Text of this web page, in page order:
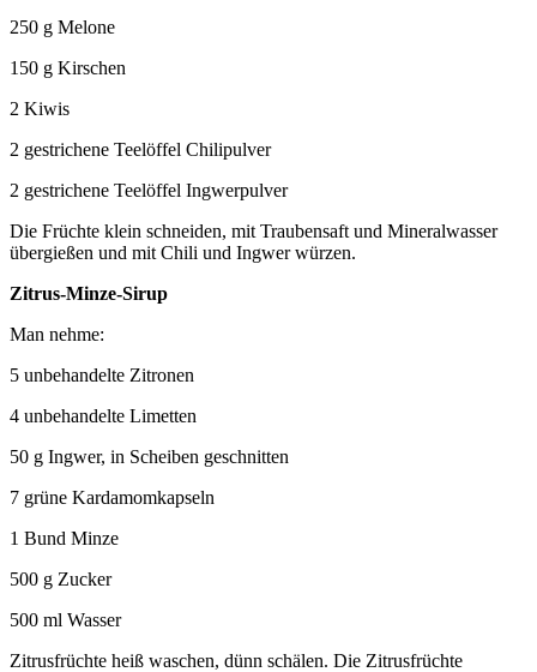
250 g Melone
150 g Kirschen
2 Kiwis
2 gestrichene Teelöffel Chilipulver
2 gestrichene Teelöffel Ingwerpulver
Die Früchte klein schneiden, mit Traubensaft und Mineralwasser
übergießen und mit Chili und Ingwer würzen.
Zitrus-Minze-Sirup
Man nehme:
5 unbehandelte Zitronen
4 unbehandelte Limetten
50 g Ingwer, in Scheiben geschnitten
7 grüne Kardamomkapseln
1 Bund Minze
500 g Zucker
500 ml Wasser
Zitrusfrüchte heiß waschen, dünn schälen. Die Zitrusfrüchte